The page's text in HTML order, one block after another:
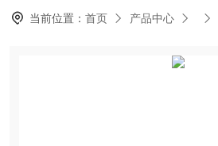
当前位置：首页 产品中心